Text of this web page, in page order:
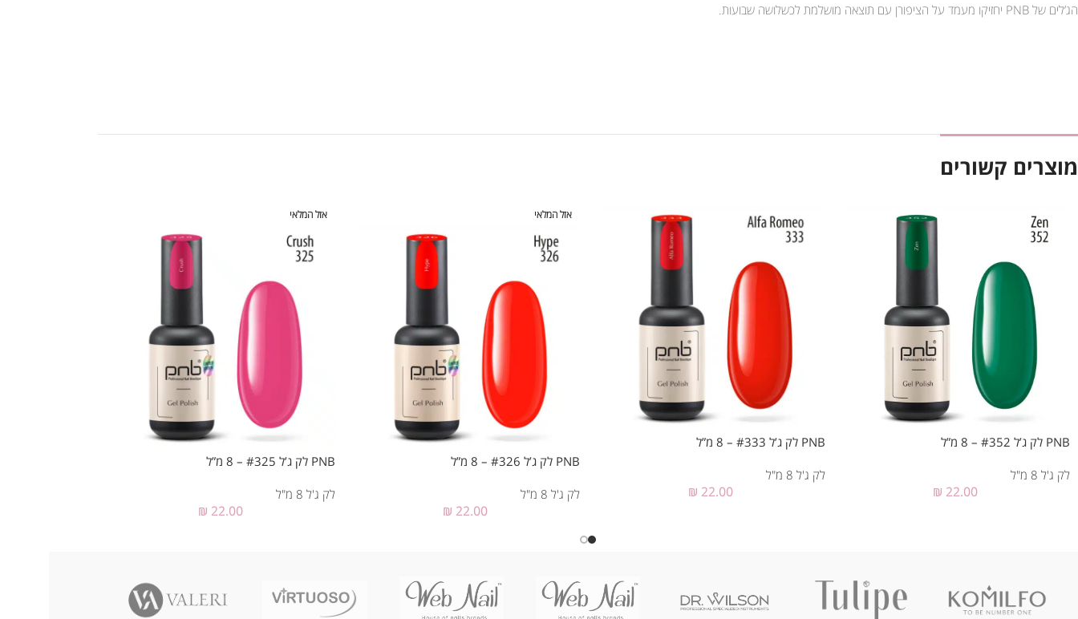
הג’לים של PNB יחזיקו מעמד על הציפורן עם תוצאה מושלמת לכשלושה שבועות.
מוצרים קשורים
PNB לק ג’ל #352 – 8 מ”ל
לק ג'ל 8 מ"ל
₪ 22.00
PNB לק ג’ל #333 – 8 מ”ל
לק ג'ל 8 מ"ל
₪ 22.00
אזל המלאי
PNB לק ג’ל #326 – 8 מ”ל
לק ג'ל 8 מ"ל
₪ 22.00
אזל המלאי
PNB לק ג’ל #325 – 8 מ”ל
לק ג'ל 8 מ"ל
₪ 22.00